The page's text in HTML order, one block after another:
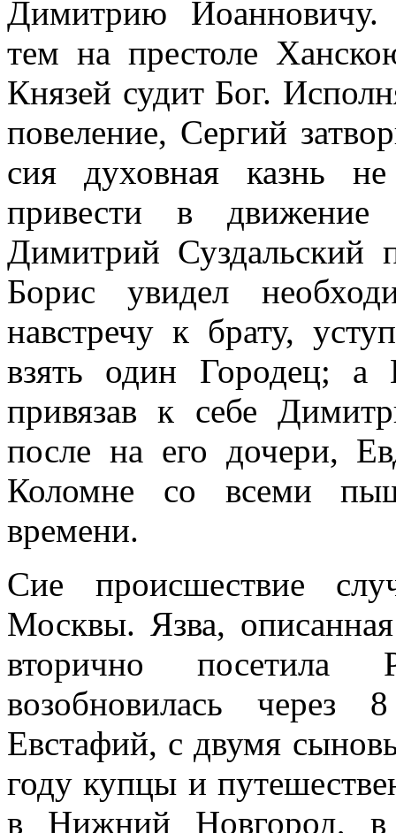
Димитрию
тем на престоле
Князей судит Бог.
повеление, Сергий
сия духовная казнь
привести в
Димитрий Суздальский
Борис увидел
навстречу к брату,
взять один Городец; а
привязав к себе
после на его дочери,
Коломне со всеми
времени.
Сие происшествие
Москвы. Язва,
вторично
возобновилась
Евстафий, с двумя
году купцы и
в Нижний Новгород, в